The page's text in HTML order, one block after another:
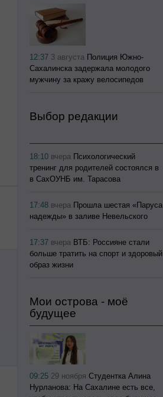
12:37 3 августа Полиция Южно-
Сахалинска задержала молодого
мужчину за кражу велосипедов
Выбор редакции
18:10 вчера Психологический
тренинг для родителей состоялся в
в СахОУНБ им. Тарасова
17:48 вчера Прошла шестая «Паруса
надежды» в заливе Невельского
17:37 вчера ВТБ: Россияне стали
больше тратить на спорт и здоровый
образ жизни
Мои острова - моё
будущее
09:25 29 ноября Студентка Алина
Нурланова: На Сахалине есть все,